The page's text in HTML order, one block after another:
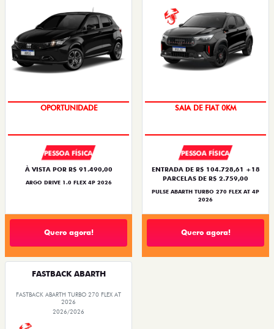
BÔNUS DE 6 MIL REAIS
PESSOA FÍSICA
À VISTA POR R$ 91.490,00
ARGO DRIVE 1.0 FLEX 4P 2026
Quero agora!
OPORTUNIDADE
PESSOA FÍSICA
ENTRADA DE R$ 104.728,61 +18
PARCELAS DE R$ 2.759,00
PULSE ABARTH TURBO 270 FLEX AT 4P
2026
Quero agora!
FASTBACK ABARTH
FASTBACK ABARTH TURBO 270 FLEX AT
2026
2026/2026